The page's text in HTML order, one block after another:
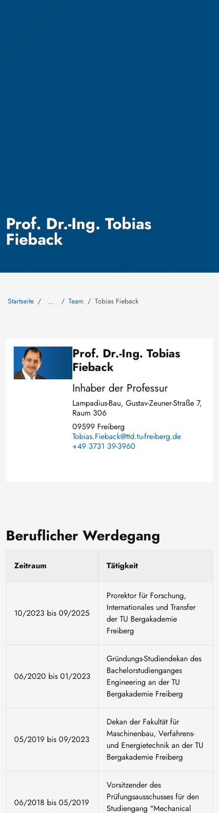
Prof. Dr.-Ing. Tobias
Fieback
Startseite … Team Tobias Fieback
Bild
Prof. Dr.-Ing. Tobias
Fieback
Inhaber der Professur
Lampadius-Bau, Gustav-Zeuner-Straße 7,
Raum 306
09599 Freiberg
Tobias.Fieback@ttd.tu-freiberg.de
+49 3731 39-3960
Beruflicher Werdegang
Zeitraum Tätigkeit
10/2023 bis 09/2025
Prorektor für Forschung,
Internationales und Transfer
der TU Bergakademie
Freiberg
06/2020 bis 01/2023
Gründungs-Studiendekan des
Bachelorstudienganges
Engineering an der TU
Bergakademie Freiberg
05/2019 bis 09/2023
Dekan der Fakultät für
Maschinenbau, Verfahrens-
und Energietechnik an der TU
Bergakademie Freiberg
06/2018 bis 05/2019
Vorsitzender des
Prüfungsausschusses für den
Studiengang "Mechanical